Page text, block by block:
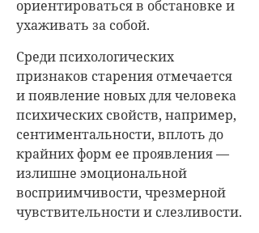
ориентироваться в обстановке и
ухаживать за собой.
Среди психологических
признаков старения отмечается
и появление новых для человека
психических свойств, например,
сентиментальности, вплоть до
крайних форм ее проявления —
излишне эмоциональной
восприимчивости, чрезмерной
чувствительности и слезливости.